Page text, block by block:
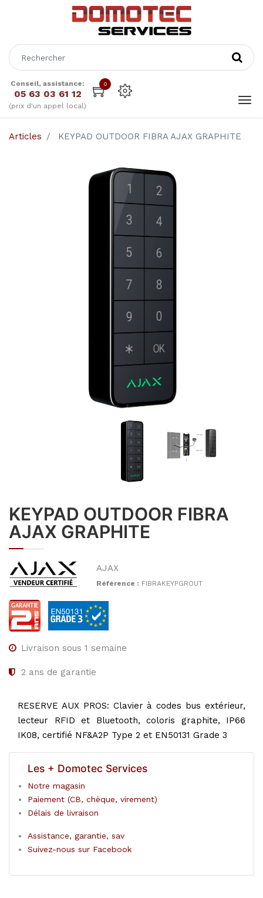
Conseil, assistance:
05 63 03 61 12
(prix d'un appel local)
0
Articles KEYPAD OUTDOOR FIBRA AJAX GRAPHITE
KEYPAD OUTDOOR FIBRA
AJAX GRAPHITE
AJAX
Référence : FIBRAKEYPGROUT
Livraison sous 1 semaine
2 ans de garantie
RESERVE AUX PROS: Clavier à codes bus extérieur,
lecteur RFID et Bluetooth, coloris graphite, IP66
IK08, certifié NF&A2P Type 2 et EN50131 Grade 3
Les + Domotec Services
Notre magasin
Paiement (CB, chèque, virement)
Délais de livraison
Assistance, garantie, sav
Suivez-nous sur Facebook